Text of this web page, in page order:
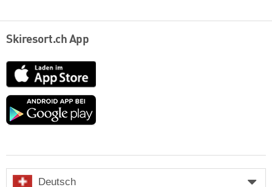
Skiresort.ch App
App
Store
Google
Deutsch